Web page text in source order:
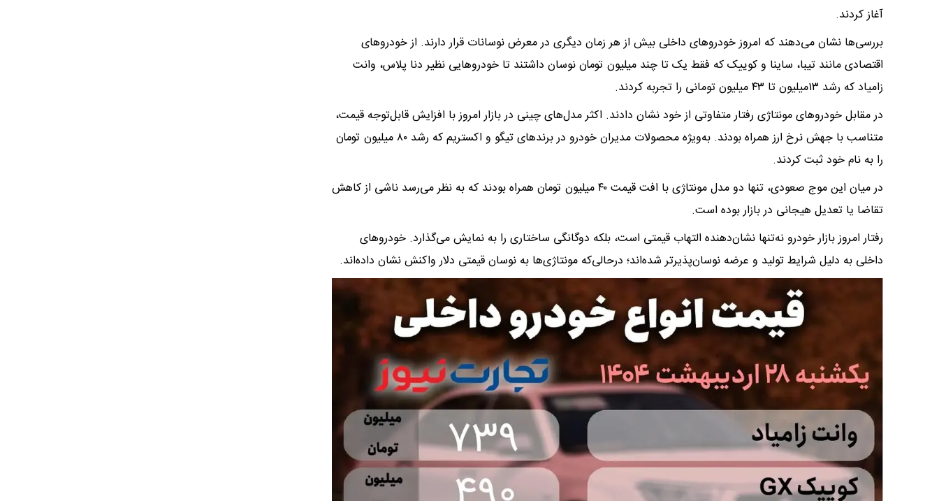
آغاز کردند.
بررسی‌ها نشان می‌دهند که امروز خودروهای داخلی بیش از هر زمان دیگری در معرض نوسانات قرار دارند. از خودروهای
اقتصادی مانند تیبا، ساینا و کوییک که فقط یک تا چند میلیون تومان نوسان داشتند تا خودروهایی نظیر دنا پلاس، وانت
زامیاد که رشد ۱۳میلیون تا ۴۳ میلیون تومانی را تجربه کردند.
در مقابل خودروهای مونتاژی رفتار متفاوتی از خود نشان دادند. اکثر مدل‌های چینی در بازار امروز با افزایش قابل‌توجه قیمت،
متناسب با جهش نرخ ارز همراه بودند. به‌ویژه محصولات مدیران خودرو در برندهای تیگو و اکستریم که رشد ۸۰ میلیون تومان
را به نام خود ثبت کردند.
در میان این موج صعودی، تنها دو مدل مونتاژی با افت قیمت ۴۰ میلیون تومان همراه بودند که به نظر می‌رسد ناشی از کاهش
تقاضا یا تعدیل هیجانی در بازار بوده است.
رفتار امروز بازار خودرو نه‌تنها نشان‌دهنده التهاب قیمتی است، بلکه دوگانگی ساختاری را به نمایش می‌گذارد. خودروهای
داخلی به دلیل شرایط تولید و عرضه نوسان‌پذیرتر شده‌اند؛ درحالی‌که مونتاژی‌ها به نوسان قیمتی دلار واکنش نشان داده‌اند.